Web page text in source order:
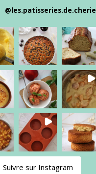
@les.patisseries.de.cherie
Suivre sur Instagram